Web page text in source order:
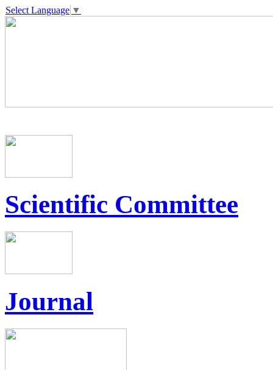
Select Language ▼
Scientific Committee
Journal